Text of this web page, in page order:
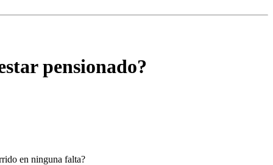
pensionado?
en ninguna falta?